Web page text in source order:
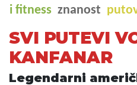
i fitness znanost
SVI PUTEVI
KANFANAR
Legendarni